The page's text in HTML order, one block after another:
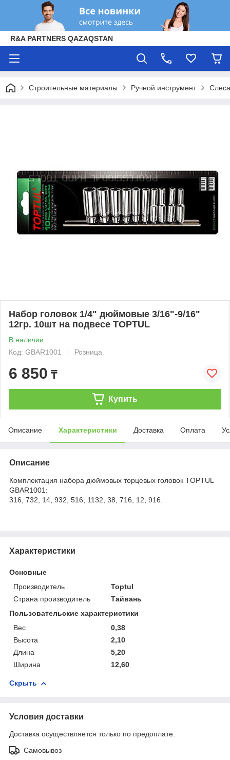
R&A PARTNERS QAZAQSTAN
Строительные материалы Ручной инструмент
Набор головок 1/4" дюймовые 3/16"-9/16"
12гр. 10шт на подвесе TOPTUL
В наличии
Код: GBAR1001
Розница
6 850 ₸
Купить
Описание Характеристики Доставка Оплата
Описание
Комплектация набора дюймовых торцевых головок TOPTUL
GBAR1001:
316, 732, 14, 932, 516, 1132, 38, 716, 12, 916.
Характеристики
Основные
Производитель
Toptul
Страна производитель
Тайвань
Пользовательские характеристики
Вес
0,38
Высота
2,10
Длина
5,20
Ширина
12,60
Скрыть
Условия доставки
Доставка осуществляется только по предоплате.
Самовывоз